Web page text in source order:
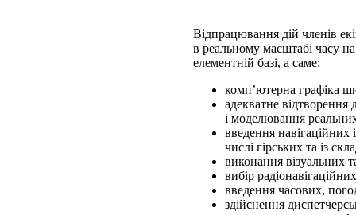
Відпрацювання дій членів
в реальному масштабі часу на
елементній базі, а саме:
комп’ютерна графіка
адекватне відтворення
і моделювання
введення навігаційних
числі гірських та із
виконання візуальних
вибір
введення часових,
здійснення